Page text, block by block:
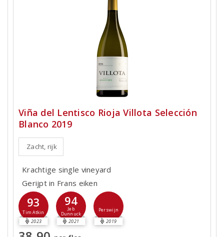
Viña del Lentisco Rioja Villota Selección
Blanco 2019
Zacht, rijk
Krachtige single vineyard
Gerijpt in Frans eiken
93
Tim Atkin
2023
94
Jeb
Dunnuck
2021
Perswijn
2019